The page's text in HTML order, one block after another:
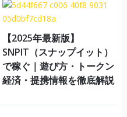
【2025年最新版】
SNPIT（スナップイット）
で稼ぐ｜遊び方・トークン
経済・提携情報を徹底解説